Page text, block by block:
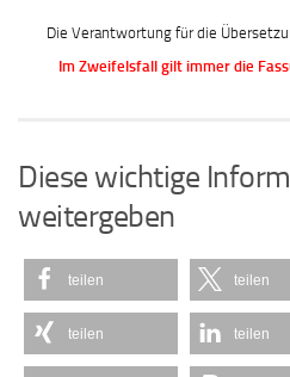
Die Verantwortung für die
Im Zweifelsfall gilt immer die
Diese wichtige
weitergeben
teilen teilen
teilen teilen